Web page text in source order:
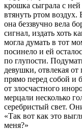
крошка сыграла с
втянуть ртом воздух.
она беззвучно вела
сигнал, издать хоть
могла думать в тот
посинело и ей
по глупости.
девушки, отвлекая от
прямо перед собой и
от злосчастного
мерцали несколько
серебристый свет.
«Так вот как это
меня?»